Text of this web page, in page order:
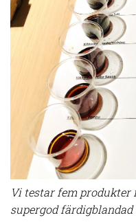
Vi testar fem produkter
supergod färdigblandad